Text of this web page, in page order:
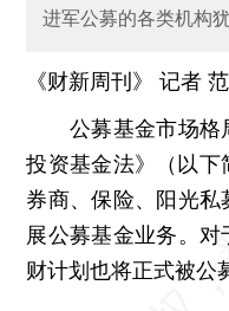
进军公募的各类机构
《财新周刊》 记者
公募基金市场格
投资基金法》（以下
券商、保险、阳光
展公募基金业务。
财计划也将正式被公